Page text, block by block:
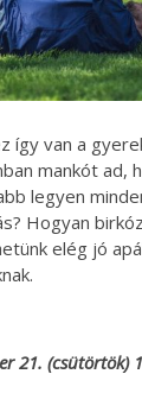
így van a
mankót ad,
legyen
Hogyan
elég jó
21. (csütörtök)